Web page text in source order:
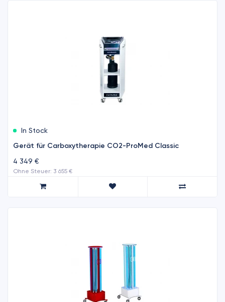
In Stock
Gerät für Carboxytherapie CO2-ProMed Classic
4 349 €
Ohne Steuer: 3 655 €